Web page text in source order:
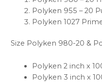
Polyken 955 – 20
Polyken 1027
Size Polyken 980-20 &
Polyken 2 inch x
Polyken 3 inch x